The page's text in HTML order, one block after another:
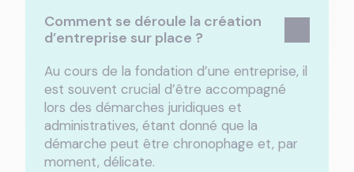
Comment se déroule la création
d’entreprise sur place ?
Au cours de la fondation d’une entreprise, il
est souvent crucial d’être accompagné
lors des démarches juridiques et
administratives, étant donné que la
démarche peut être chronophage et, par
moment, délicate.